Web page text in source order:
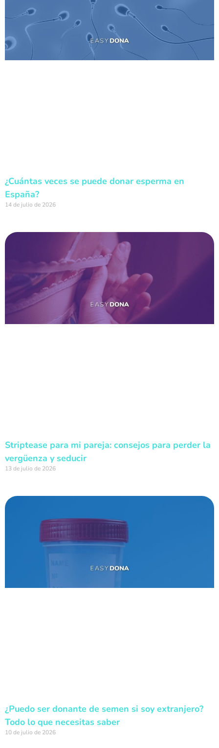
¿Cuántas veces se puede donar esperma en
España?
14 de julio de 2026
Striptease para mi pareja: consejos para perder la
vergüenza y seducir
13 de julio de 2026
¿Puedo ser donante de semen si soy extranjero?
Todo lo que necesitas saber
10 de julio de 2026